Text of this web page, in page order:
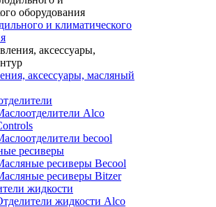
и климатического
аксессуары, масляный
Alco
becool
ресиверы
ресиверы Becool
ресиверы Bitzer
жидкости
жидкости Alco